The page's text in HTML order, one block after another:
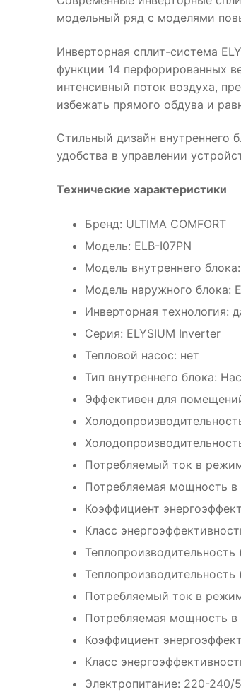
модельный ряд с моделями
Инверторная сплит-система
функции 14 перфорированных
интенсивный поток воздуха,
избежать прямого обдува и
Стильный дизайн внутреннего
удобства в управлении
Технические характеристики
Бренд: ULTIMA COMFORT
Модель: ELB-I07PN
Модель внутреннего
Модель наружного блока:
Инверторная технология:
Серия: ELYSIUM Inverter
Тепловой насос: нет
Тип внутреннего блока:
Эффективен для
Потребляемый ток в
Потребляемая мощность
Коэффициент
Класс
Теплопроизводительность
Потребляемый ток в
Потребляемая мощность
Коэффициент
Класс
Электропитание: 220-240/